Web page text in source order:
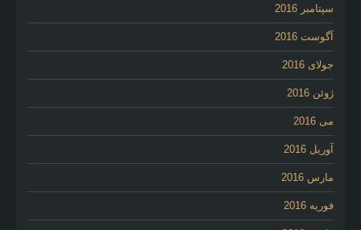
سپتامبر 2016
آگوست 2016
جولای 2016
ژوئن 2016
می 2016
آوریل 2016
مارس 2016
فوریه 2016